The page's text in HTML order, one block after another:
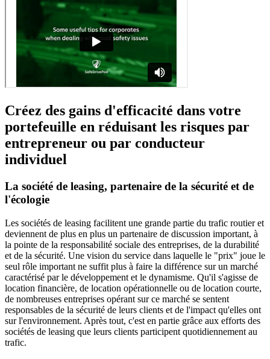
Créez des gains d'efficacité dans votre
portefeuille en réduisant les risques par
entrepreneur ou par conducteur
individuel
La société de leasing, partenaire de la sécurité et de
l'écologie
Les sociétés de leasing facilitent une grande partie du trafic routier et
deviennent de plus en plus un partenaire de discussion important, à
la pointe de la responsabilité sociale des entreprises, de la durabilité
et de la sécurité. Une vision du service dans laquelle le "prix" joue le
seul rôle important ne suffit plus à faire la différence sur un marché
caractérisé par le développement et le dynamisme. Qu'il s'agisse de
location financière, de location opérationnelle ou de location courte,
de nombreuses entreprises opérant sur ce marché se sentent
responsables de la sécurité de leurs clients et de l'impact qu'elles ont
sur l'environnement. Après tout, c'est en partie grâce aux efforts des
sociétés de leasing que leurs clients participent quotidiennement au
trafic.